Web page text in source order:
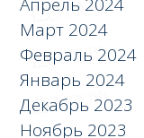
Март 2024
Февраль 2024
Январь 2024
Декабрь 2023
Ноябрь 2023